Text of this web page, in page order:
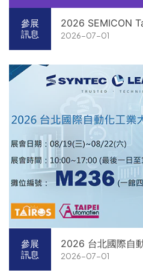
參展
訊息
2026 SEMICON
2026-07-01
參展
訊息
2026 台北國際自
2026-07-01